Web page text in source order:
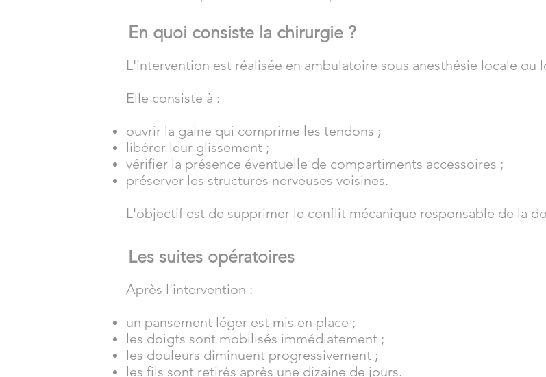
En quoi consiste la chirurgie ?
L'intervention est réalisée en ambulatoire sous anesthésie locale ou
Elle consiste à :
ouvrir la gaine qui comprime les tendons ;
libérer leur glissement ;
vérifier la présence éventuelle de compartiments accessoires ;
préserver les structures nerveuses voisines.
L'objectif est de supprimer le conflit mécanique responsable de la
Les suites opératoires
Après l'intervention :
un pansement léger est mis en place ;
les doigts sont mobilisés immédiatement ;
les douleurs diminuent progressivement ;
les fils sont retirés après une dizaine de jours.